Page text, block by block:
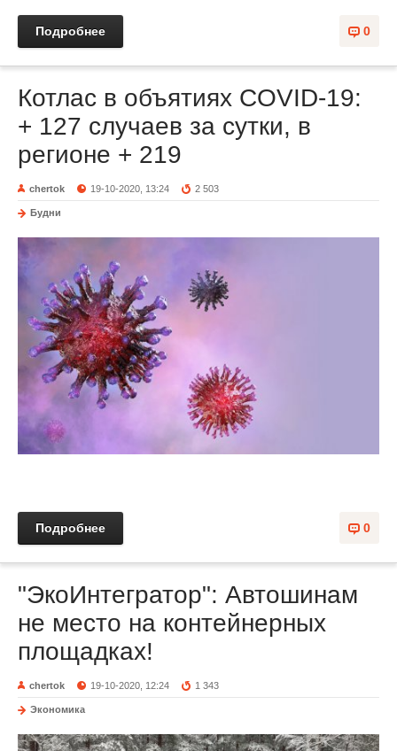
0
Подробнее
Котлас в объятиях COVID-19:
+ 127 случаев за сутки, в
регионе + 219
chertok 19-10-2020, 13:24 2 503
Будни
0
Подробнее
"ЭкоИнтегратор": Автошинам
не место на контейнерных
площадках!
chertok 19-10-2020, 12:24 1 343
Экономика